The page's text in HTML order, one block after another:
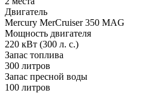
Двигатель
Mercury MerCruiser 350 MAG
Мощность двигателя
220 кВт (300 л. с.)
Запас топлива
300 литров
Запас пресной воды
100 литров